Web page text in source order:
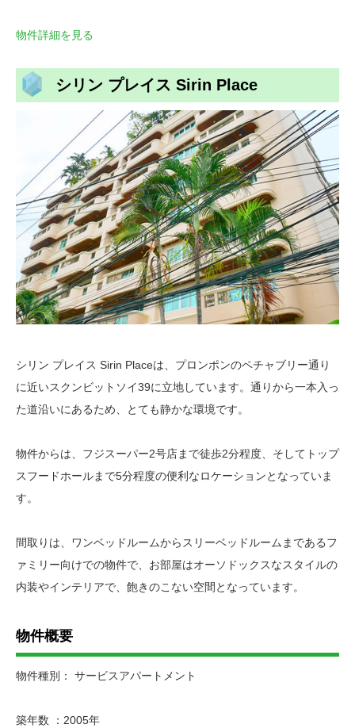
物件詳細を見る
シリン プレイス Sirin Place
シリン プレイス Sirin Placeは、プロンポンのペチャブリー通り
に近いスクンビットソイ39に立地しています。通りから一本入っ
た道沿いにあるため、とても静かな環境です。
物件からは、フジスーパー2号店まで徒歩2分程度、そしてトップ
スフードホールまで5分程度の便利なロケーションとなっていま
す。
間取りは、ワンベッドルームからスリーベッドルームまであるフ
ァミリー向けでの物件で、お部屋はオーソドックスなスタイルの
内装やインテリアで、飽きのこない空間となっています。
物件概要
物件種別： サービスアパートメント
築年数 ：2005年